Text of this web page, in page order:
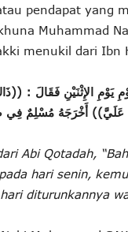
pendapat yang
Muhammad
menukil dari Ibn
الإِثْنَيْنِ فَقَالَ :
عَلَيَّ)) أَخْرَجَهُ مُسْلِمٌ فِي
Abi Qotadah,
hari senin,
diturunkannya